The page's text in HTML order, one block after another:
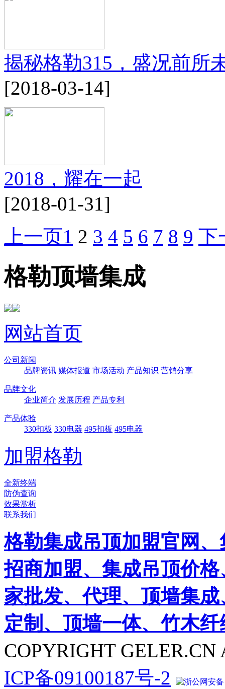
揭秘格勒315，盛况前所
[2018-03-14]
2018，耀在一起
[2018-01-31]
上一页1 2 3 4 5 6 7 8 9 下
格勒顶墙集成
网站首页
公司新闻
品牌资讯 媒体报道 市场活动 产品知识 营销分享
品牌文化
企业简介 发展历程 产品专利
产品体验
330扣板 330电器 495扣板 495电器
加盟格勒
全新终端
防伪查询
效果赏析
联系我们
格勒集成吊顶加盟官网
招商加盟、集成吊顶价
家批发、代理、顶墙集
定制、顶墙一体、竹木纤
COPYRIGHT
ICP备09100187号-2
浙公网安备